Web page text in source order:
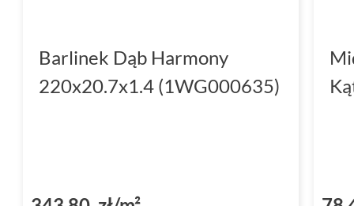
Barlinek Dąb Harmony
220x20.7x1.4 (1WG000635)